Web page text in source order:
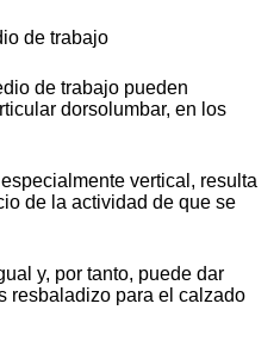
de trabajo
de trabajo pueden
dorsolumbar, en los
vertical, resulta
de la actividad de que se
y, por tanto, puede dar
resbaladizo para el calzado